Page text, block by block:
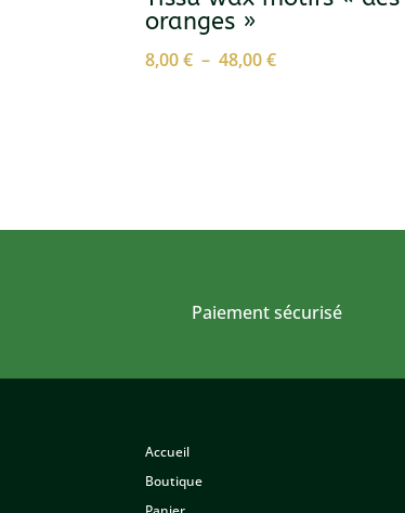
oranges »
8,00€ – 48,00€Plage
Paiement sécurisé
Accueil
Boutique